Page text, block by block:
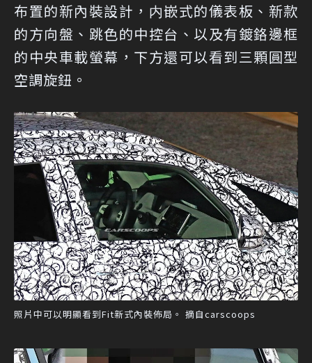
布置的新內裝設計，内嵌式的儀表板、新款
的方向盤、跳色的中控台、以及有鍍鉻邊框
的中央車載螢幕，下方還可以看到三顆圓型
空調旋鈕。
照片中可以明顯看到Fit新式內裝佈局。 摘自carscoops